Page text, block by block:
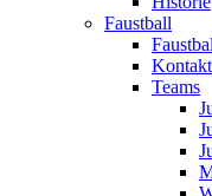
Faustball
Kontakt
Teams